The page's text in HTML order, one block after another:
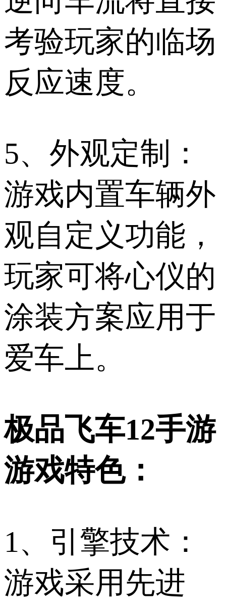
考验玩家的临场
反应速度。
5、外观定制：
游戏内置车辆外
观自定义功能，
玩家可将心仪的
涂装方案应用于
爱车上。
极品飞车12手游
游戏特色：
1、引擎技术：
游戏采用先进